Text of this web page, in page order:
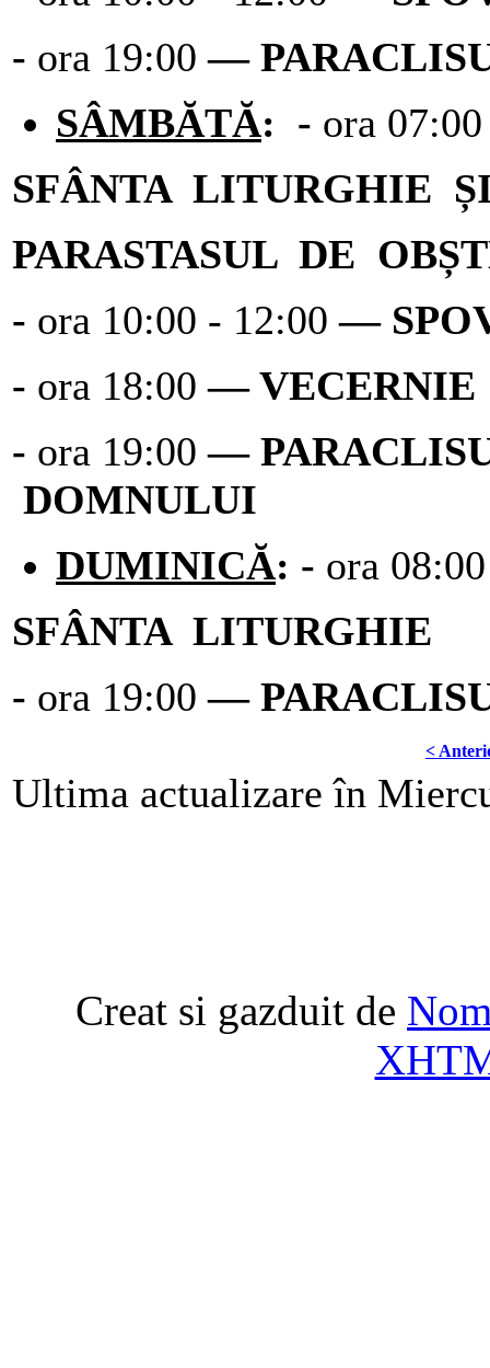
- ora 19:00―
SÂMBĂTĂ: - ora
SFÂNTA LITURGHIE
PARASTASUL DE
- ora 10:00 - 12:00―
- ora 18:00― VECERNIE
- ora 19:00―
DUMINICĂ: - ora
SFÂNTA LITURGHIE
- ora 19:00―
<
Ultima actualizare în
Creat si gazduit de